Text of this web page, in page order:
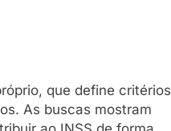
que define critérios
As buscas mostram